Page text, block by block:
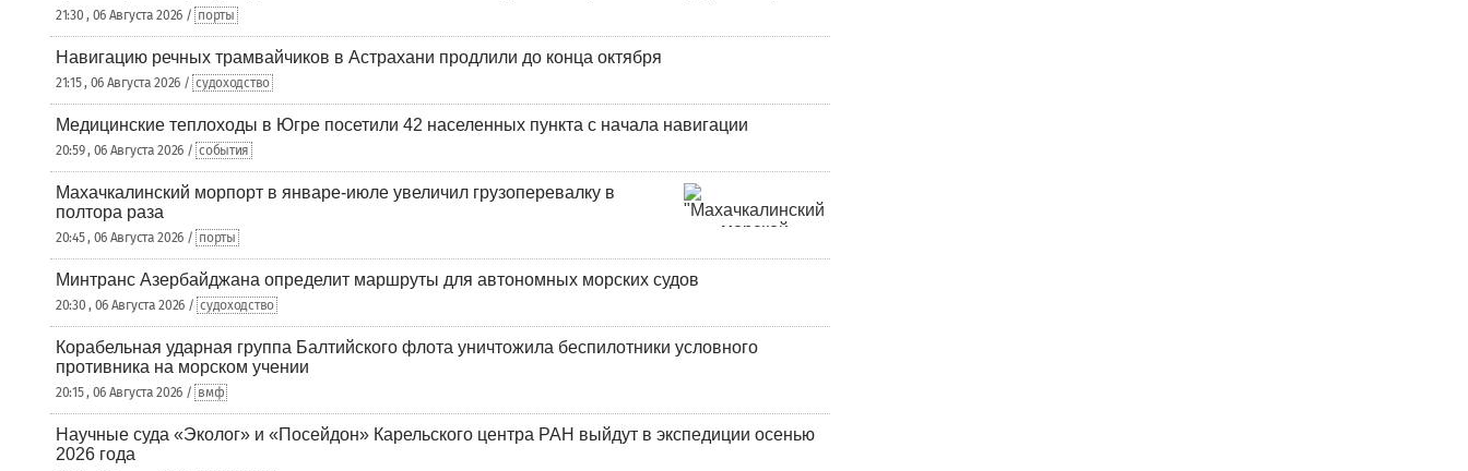
21:30 , 06 Августа 2026 / порты
Навигацию речных трамвайчиков в Астрахани продлили до конца октября
21:15 , 06 Августа 2026 / судоходство
Медицинские теплоходы в Югре посетили 42 населенных пункта с начала навигации
20:59 , 06 Августа 2026 / события
Махачкалинский морпорт в январе-июле увеличил грузоперевалку в
полтора раза
20:45 , 06 Августа 2026 / порты
Минтранс Азербайджана определит маршруты для автономных морских судов
20:30 , 06 Августа 2026 / судоходство
Корабельная ударная группа Балтийского флота уничтожила беспилотники условного
противника на морском учении
20:15 , 06 Августа 2026 / вмф
Научные суда «Эколог» и «Посейдон» Карельского центра РАН выйдут в экспедиции осенью
2026 года